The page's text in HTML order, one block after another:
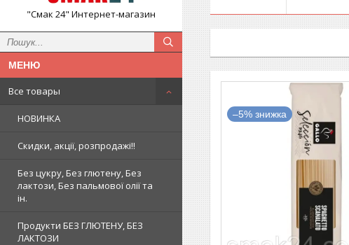
"Смак 24" Интернет-магазин
Все товары
НОВИНКА
Скидки, акції, розпродажі!!
Без цукру, Без глютену, Без
лактози, Без пальмової олії та
ін.
Продукти БЕЗ ГЛЮТЕНУ, БЕЗ
ЛАКТОЗИ
–5%